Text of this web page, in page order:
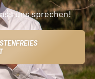
uns sprechen!